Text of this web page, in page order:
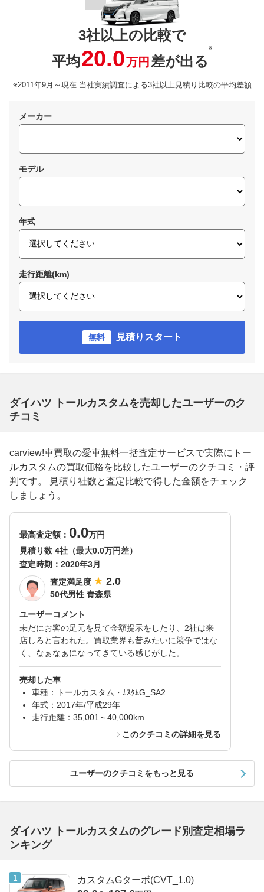
3社以上の比較で
平均20.0万円 差が出る
※
※2011年9月～現在 当社実績調査による3社以上見積り比較の平均差額
メーカー
モデル
年式
走行距離(km)
無料 見積りスタート
ダイハツ トールカスタムを売却したユーザーのク
チコミ
carview!車買取の愛車無料一括査定サービスで実際にトー
ルカスタムの買取価格を比較したユーザーのクチコミ・評
判です。 見積り社数と査定比較で得した金額をチェック
しましょう。
最高査定額： 0.0万円
見積り数 4社（最大0.0万円差）
査定時期： 2020年3月
査定満足度
2.0
50代男性 青森県
ユーザーコメント
未だにお客の足元を見て金額提示をしたり、2社は来
店しろと言われた。買取業界も昔みたいに競争ではな
く、なぁなぁになってきている感じがした。
売却した車
車種：トールカスタム・ｶｽﾀﾑG_SA2
年式：2017年/平成29年
走行距離：35,001～40,000km
このクチコミの詳細を見る
ユーザーのクチコミをもっと見る
ダイハツ トールカスタムのグレード別査定相場ラ
ンキング
カスタムGターボ(CVT_1.0)